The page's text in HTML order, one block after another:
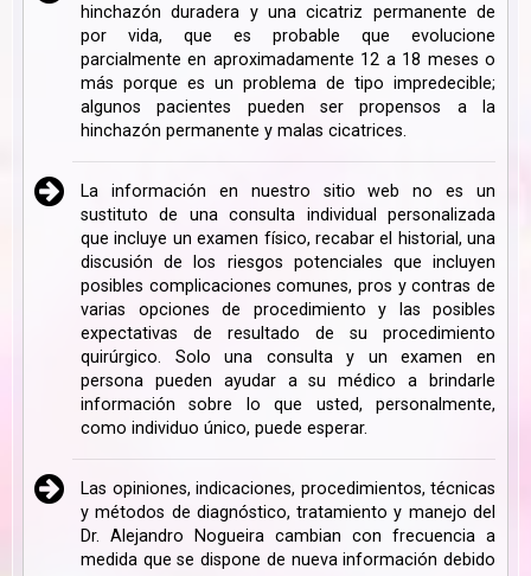
hinchazón duradera y una cicatriz permanente de
por vida, que es probable que evolucione
parcialmente en aproximadamente 12 a 18 meses o
más porque es un problema de tipo impredecible;
algunos pacientes pueden ser propensos a la
hinchazón permanente y malas cicatrices.
La información en nuestro sitio web no es un
sustituto de una consulta individual personalizada
que incluye un examen físico, recabar el historial, una
discusión de los riesgos potenciales que incluyen
posibles complicaciones comunes, pros y contras de
varias opciones de procedimiento y las posibles
expectativas de resultado de su procedimiento
quirúrgico. Solo una consulta y un examen en
persona pueden ayudar a su médico a brindarle
información sobre lo que usted, personalmente,
como individuo único, puede esperar.
Las opiniones, indicaciones, procedimientos, técnicas
y métodos de diagnóstico, tratamiento y manejo del
Dr. Alejandro Nogueira cambian con frecuencia a
medida que se dispone de nueva información debido